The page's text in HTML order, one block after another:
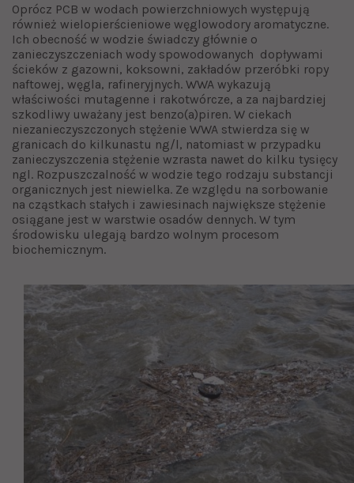
Oprócz PCB w wodach powierzchniowych występują
również wielopierścieniowe węglowodory aromatyczne.
Ich obecność w wodzie świadczy głównie o
zanieczyszczeniach wody spowodowanych dopływami
ścieków z gazowni, koksowni, zakładów przeróbki ropy
naftowej, węgla, rafineryjnych. WWA wykazują
właściwości mutagenne i rakotwórcze, a za najbardziej
szkodliwy uważany jest benzo(a)piren. W ciekach
niezanieczyszczonych stężenie WWA stwierdza się w
granicach do kilkunastu ng/l, natomiast w przypadku
zanieczyszczenia stężenie wzrasta nawet do kilku tysięcy
ngl. Rozpuszczalność w wodzie tego rodzaju substancji
organicznych jest niewielka. Ze względu na sorbowanie
na cząstkach stałych i zawiesinach największe stężenie
osiągane jest w warstwie osadów dennych. W tym
środowisku ulegają bardzo wolnym procesom
biochemicznym.